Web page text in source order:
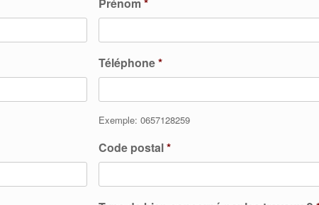
Téléphone*
Exemple: 0657128259
Code postal*